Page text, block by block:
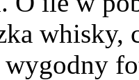
whisky,
wygodny